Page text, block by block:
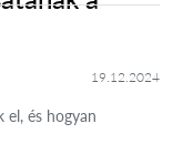
19.12.2024
el, és hogyan